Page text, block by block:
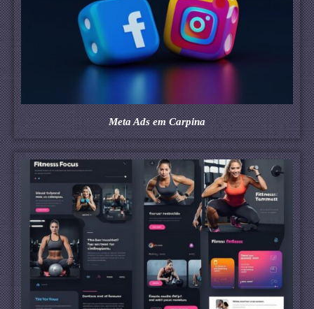
Meta Ads em Carpina